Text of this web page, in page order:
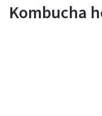
Kombucha